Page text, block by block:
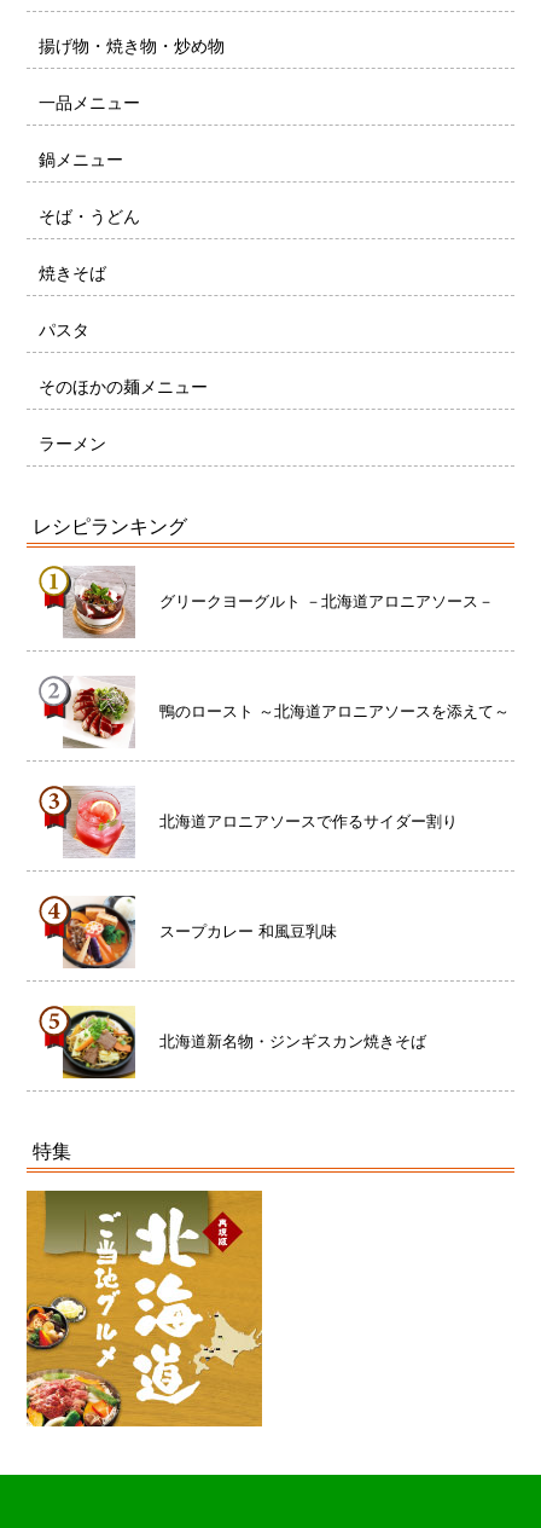
揚げ物・焼き物・炒め物
一品メニュー
鍋メニュー
そば・うどん
焼きそば
パスタ
そのほかの麺メニュー
ラーメン
レシピランキング
グリークヨーグルト －北海道アロニアソース－
鴨のロースト ～北海道アロニアソースを添えて～
北海道アロニアソースで作るサイダー割り
スープカレー 和風豆乳味
北海道新名物・ジンギスカン焼きそば
特集